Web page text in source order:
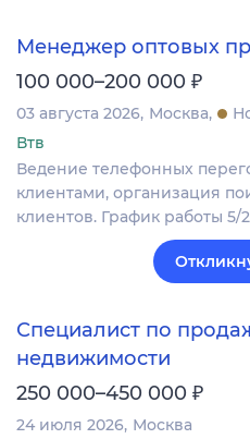
Менеджер оптовых
100 000–200 000 ₽
03 августа 2026 Москва
Втв
Ведение телефонных
клиентами, организация
клиентов. График работы 5/
Специалист по
недвижимости
250 000–450 000 ₽
24 июля 2026 Москва